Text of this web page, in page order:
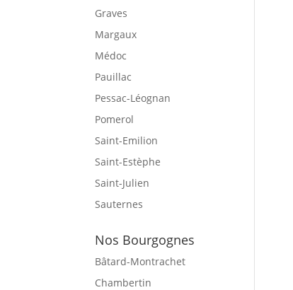
Graves
Margaux
Médoc
Pauillac
Pessac-Léognan
Pomerol
Saint-Emilion
Saint-Estèphe
Saint-Julien
Sauternes
Nos Bourgognes
Bâtard-Montrachet
Chambertin